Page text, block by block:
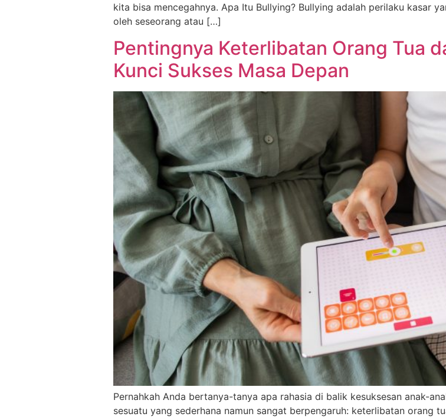
kita bisa mencegahnya. Apa Itu Bullying? Bullying adalah perilaku kasar
oleh seseorang atau […]
Pentingnya Keterlibatan Orang Tua
Kunci Sukses Masa Depan
Pernahkah Anda bertanya-tanya apa rahasia di balik kesuksesan anak-
sesuatu yang sederhana namun sangat berpengaruh: keterlibatan orang